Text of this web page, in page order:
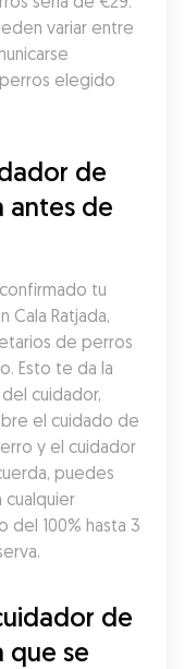
variar entre
elegido
de
antes de
tu
Ratjada,
de perros
Esto te da la
cuidador,
el cuidado de
y el cuidador
puedes
cualquier
100% hasta 3
de
que se